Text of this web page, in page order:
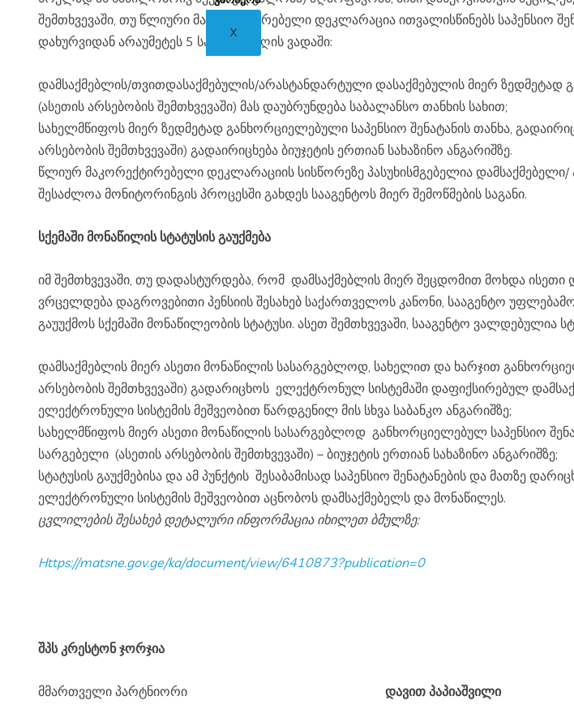
X
შემთხვევაში, თუ წლიური მაკორექტირებელი დეკლარაცია ითვალისწინებს საპენსიო
დახურვიდან არაუმეტეს 5 სამუშაო დღის ვადაში:
დამსაქმებლის/თვითდასაქმებულის/არასტანდარტული დასაქმებულის მიერ ზედმეტად განხორციელებული საპენსიო შენატანი და მასზედ დარიცხული სარგებელი
(ასეთის არსებობის შემთხვევაში) მას დაუბრუნდება საბალანსო თანხის სახით;
სახელმწიფოს მიერ ზედმეტად განხორციელებული საპენსიო შენატანის თანხა, გადაირიცხება სახაზინო ანგარიშზე, ხოლო მასზე დარიცხული სარგებელი (ასეთის
არსებობის შემთხვევაში) გადაირიცხება ბიუჯეტის ერთიან სახაზინო ანგარიშზე.
წლიურ მაკორექტირებელი დეკლარაციის სისწორეზე პასუხისმგებელია დამსაქმებელი/ არასტანდარტული დასაქმებული/თვითდასაქმებული და ასეთი დეკლარაცია
შესაძლოა მონიტორინგის პროცესში გახდეს სააგენტოს მიერ შემოწმების საგანი.
სქემაში მონაწილის სტატუსის გაუქმება
იმ შემთხვევაში, თუ დადასტურდება, რომ დამსაქმებლის მიერ შეცდომით მოხდა ისეთი დასაქმებულის დაგროვებით საპენსიო სქემაში გაწევრიანება, რომელზეც არ
ვრცელდება დაგროვებითი პენსიის შესახებ საქართველოს კანონი, სააგენტო
გაუუქმოს სქემაში მონაწილეობის სტატუსი. ასეთ შემთხვევაში, სააგენტო ვალდებულია
დამსაქმებლის მიერ ასეთი მონაწილის სასარგებლოდ, სახელით და ხარჯით განხორციელებული საპენსიო შენატანი და მასზე დარიცხული სარგებელი (ასეთის
არსებობის შემთხვევაში) გადარიცხოს ელექტრონულ სისტემაში დაფიქსირებულ
ელექტრონული სისტემის მეშვეობით წარდგენილ მის სხვა საბანკო ანგარიშზე;
სახელმწიფოს მიერ ასეთი მონაწილის სასარგებლოდ განხორციელებულ საპენსიო შენატანის თანხა გადარიცხოს სახაზინო ანგარიშზე, ხოლო მასზედ დარიცხული
სარგებელი (ასეთის არსებობის შემთხვევაში) – ბიუჯეტის ერთიან სახაზინო ანგარიშზე;
სტატუსის გაუქმებისა და ამ პუნქტის შესაბამისად საპენსიო შენატანების და მათზე დარიცხული სარგებლის (ასეთის არსებობის შემთხვევაში) დაბრუნების თაობაზე
ელექტრონული სისტემის მეშვეობით აცნობოს დამსაქმებელს და მონაწილეს.
ცვლილების შესახებ დეტალური ინფორმაცია იხილეთ ბმულზე:
https://matsne.gov.ge/ka/document/view/6410873?publication=0
შპს კრესტონ ჯორჯია
მმართველი პარტნიორი დავით პაპიაშვილი